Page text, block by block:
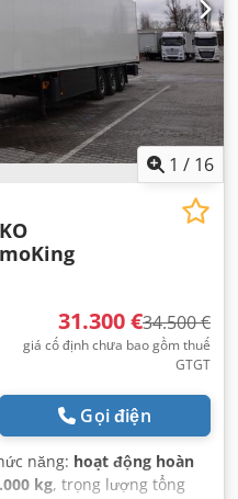
1 / 16
31.300 €34.500 €
giá cố định chưa bao gồm thuế
GTGT
Gọi điện
năng: hoạt động hoàn
kg, trọng lượng tổng